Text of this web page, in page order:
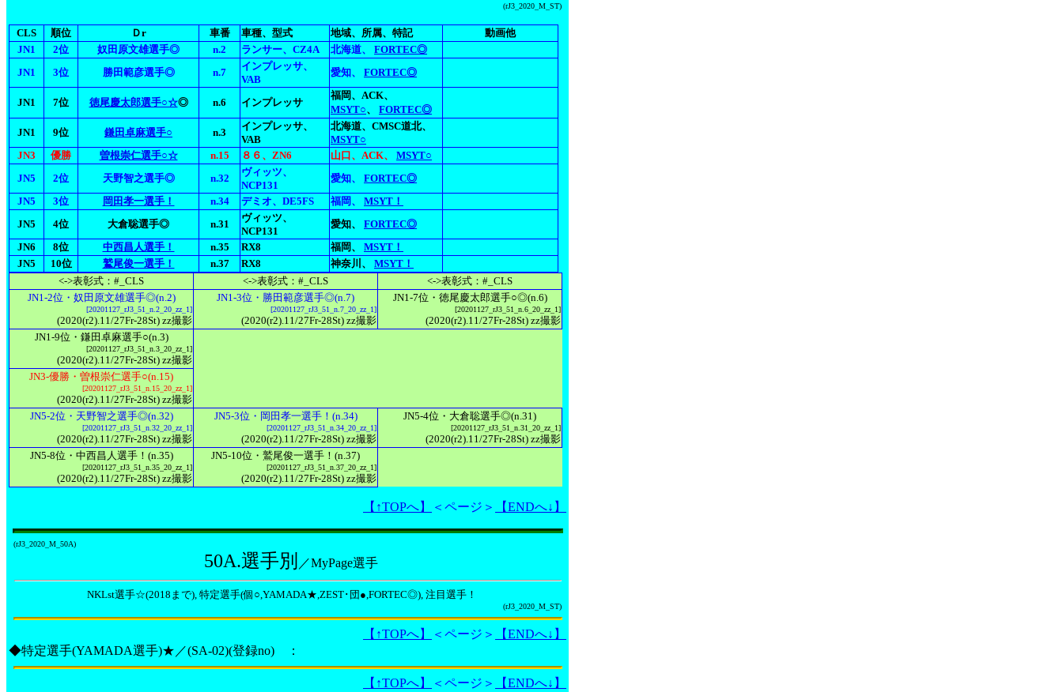
(rJ3_2020_M_ST)
CLS 順位 Ｄr 車番 車種、型式 地域、所属、特記
動画他
JN1
2位 奴田原文雄選手◎ n.2 ランサー、CZ4A 北海道、 FORTEC◎
JN1
3位 勝田範彦選手◎ n.7
インプレッサ、
VAB
愛知、 FORTEC◎
JN1 7位 徳尾慶太郎選手○☆◎ n.6 インプレッサ
福岡、ACK、
MSYT○、 FORTEC◎
JN1
9位 鎌田卓麻選手○ n.3
インプレッサ、
VAB
北海道、CMSC道北、
MSYT○
JN3
優勝 曽根崇仁選手○☆ n.15 ８６、ZN6 山口、ACK、 MSYT○
JN5
2位 天野智之選手◎ n.32
ヴィッツ、
NCP131
愛知、 FORTEC◎
JN5
3位 岡田孝一選手！ n.34 デミオ、DE5FS 福岡、 MSYT！
JN5
4位 大倉聡選手◎ n.31
ヴィッツ、
NCP131
愛知、 FORTEC◎
JN6
8位 中西昌人選手！ n.35 RX8 福岡、 MSYT！
JN5
10位 鷲尾俊一選手！ n.37 RX8 神奈川、 MSYT！
<->表彰式：#_CLS
<->表彰式：#_CLS
<->表彰式：#_CLS
JN1-2位・奴田原文雄選手◎(n.2)
[20201127_rJ3_51_n.2_20_zz_1]
(2020(r2).11/27Fr-28St) zz撮影
JN1-3位・勝田範彦選手◎(n.7)
[20201127_rJ3_51_n.7_20_zz_1]
(2020(r2).11/27Fr-28St) zz撮影
JN1-7位・徳尾慶太郎選手○◎(n.6)
[20201127_rJ3_51_n.6_20_zz_1]
(2020(r2).11/27Fr-28St) zz撮影
JN1-9位・鎌田卓麻選手○(n.3)
[20201127_rJ3_51_n.3_20_zz_1]
(2020(r2).11/27Fr-28St) zz撮影
JN3-優勝・曽根崇仁選手○(n.15)
[20201127_rJ3_51_n.15_20_zz_1]
(2020(r2).11/27Fr-28St) zz撮影
JN5-2位・天野智之選手◎(n.32)
[20201127_rJ3_51_n.32_20_zz_1]
(2020(r2).11/27Fr-28St) zz撮影
JN5-3位・岡田孝一選手！(n.34)
[20201127_rJ3_51_n.34_20_zz_1]
(2020(r2).11/27Fr-28St) zz撮影
JN5-4位・大倉聡選手◎(n.31)
[20201127_rJ3_51_n.31_20_zz_1]
(2020(r2).11/27Fr-28St) zz撮影
JN5-8位・中西昌人選手！(n.35)
[20201127_rJ3_51_n.35_20_zz_1]
(2020(r2).11/27Fr-28St) zz撮影
JN5-10位・鷲尾俊一選手！(n.37)
[20201127_rJ3_51_n.37_20_zz_1]
(2020(r2).11/27Fr-28St) zz撮影
【↑TOPへ】 ＜ページ＞ 【ENDへ↓】
(rJ3_2020_M_50A)
50A.選手別 ／MyPage選手
NKLst選手☆(2018まで), 特定選手(個○,YAMADA★,ZEST･団●,FORTEC◎), 注目選手！
(rJ3_2020_M_ST)
【↑TOPへ】 ＜ページ＞
【ENDへ↓】
◆特定選手(YAMADA選手)★／(SA-02)(登録no) ：
【↑TOPへ】 ＜ページ＞
【ENDへ↓】